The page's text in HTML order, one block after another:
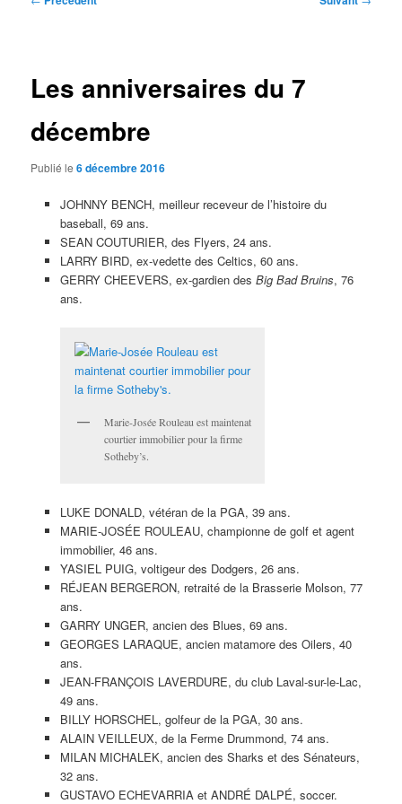
Les anniversaires du 7
décembre
Publié le6 décembre 2016
JOHNNY BENCH, meilleur receveur de l’histoire du
baseball, 69 ans.
SEAN COUTURIER, des Flyers, 24 ans.
LARRY BIRD, ex-vedette des Celtics, 60 ans.
GERRY CHEEVERS, ex-gardien des Big Bad Bruins, 76
ans.
Marie-Josée Rouleau est maintenat
courtier immobilier pour la firme
Sotheby’s.
LUKE DONALD, vétéran de la PGA, 39 ans.
MARIE-JOSÉE ROULEAU, championne de golf et agent
immobilier, 46 ans.
YASIEL PUIG, voltigeur des Dodgers, 26 ans.
RÉJEAN BERGERON, retraité de la Brasserie Molson, 77
ans.
GARRY UNGER, ancien des Blues, 69 ans.
GEORGES LARAQUE, ancien matamore des Oilers, 40
ans.
JEAN-FRANÇOIS LAVERDURE, du club Laval-sur-le-Lac,
49 ans.
BILLY HORSCHEL, golfeur de la PGA, 30 ans.
ALAIN VEILLEUX, de la Ferme Drummond, 74 ans.
MILAN MICHALEK, ancien des Sharks et des Sénateurs,
32 ans.
GUSTAVO ECHEVARRIA et ANDRÉ DALPÉ, soccer.